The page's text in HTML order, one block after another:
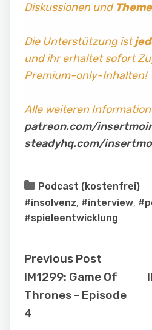
Diskussionen und
Die Unterstützung ist
und ihr erhaltet sofort
Premium-only-Inhalten!
Alle weiteren
patreon.com/
steadyhq.com/
Podcast (kostenfrei)
#insolvenz, #interview,
#spieleentwicklung
Previous Post
IM1299: Game Of
Thrones - Episode
4